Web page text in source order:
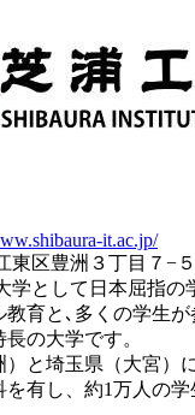
it.ac.jp/
東区豊洲３丁目７−５
学として日本屈指の
教育と､多くの学生
の大学です。
と埼玉県（大宮）
を有し、約1万人の